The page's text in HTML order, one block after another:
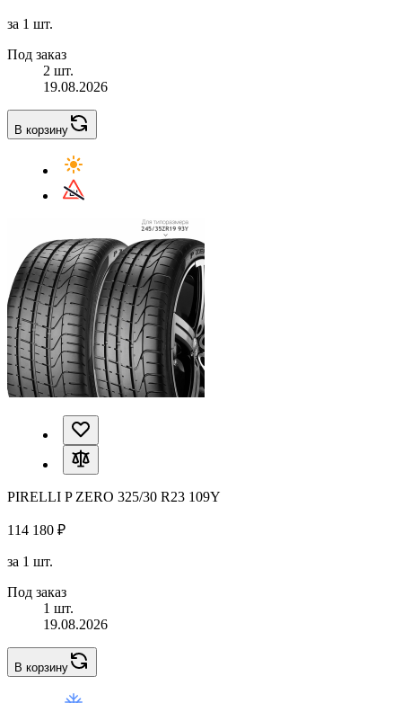
за 1 шт.
Под заказ
2 шт.
19.08.2026
В корзину
PIRELLI P ZERO 325/30 R23 109Y
114 180 ₽
за 1 шт.
Под заказ
1 шт.
19.08.2026
В корзину